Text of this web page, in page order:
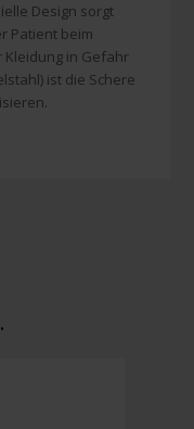
Design sorgt
Patient beim
in Gefahr
ist die Schere